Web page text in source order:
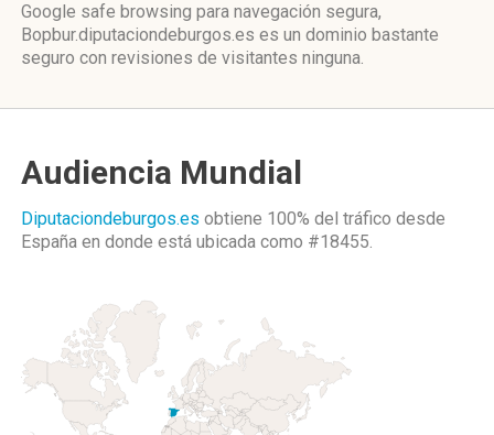
Google safe browsing para navegación segura,
Bopbur.diputaciondeburgos.es es un dominio bastante
seguro con revisiones de visitantes ninguna.
Audiencia Mundial
Diputaciondeburgos.es obtiene 100% del tráfico desde
España en donde está ubicada como #18455.